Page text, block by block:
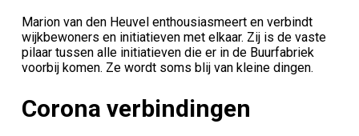
Marion van den Heuvel enthousiasmeert en verbindt
wijkbewoners en initiatieven met elkaar. Zij is de vaste
pilaar tussen alle initiatieven die er in de Buurfabriek
voorbij komen. Ze wordt soms blij van kleine dingen.
Corona verbindingen